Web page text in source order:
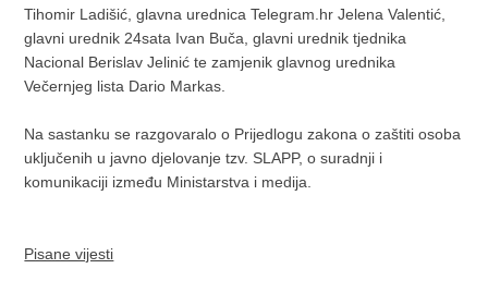
Tihomir Ladišić, glavna urednica Telegram.hr Jelena Valentić,
glavni urednik 24sata Ivan Buča, glavni urednik tjednika
Nacional Berislav Jelinić te zamjenik glavnog urednika
Večernjeg lista Dario Markas.
Na sastanku se razgovaralo o Prijedlogu zakona o zaštiti osoba
uključenih u javno djelovanje tzv. SLAPP, o suradnji i
komunikaciji između Ministarstva i medija.
Pisane vijesti